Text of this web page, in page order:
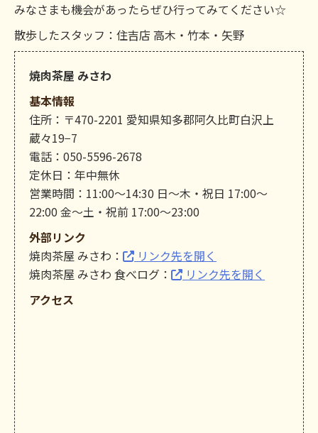
みなさまも機会があったらぜひ行ってみてください☆
散歩したスタッフ：住吉店 高木・竹本・矢野
焼肉茶屋 みさわ
基本情報
住所：〒470-2201 愛知県知多郡阿久比町白沢上
蔵々19−7
電話：050-5596-2678
定休日：年中無休
営業時間：11:00～14:30 日～木・祝日 17:00～
22:00 金～土・祝前 17:00～23:00
外部リンク
焼肉茶屋 みさわ：
リンク先を開く
焼肉茶屋 みさわ 食べログ：
リンク先を開く
アクセス